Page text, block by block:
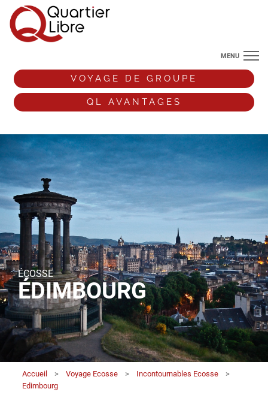
MENU
NOS DESTINATIONS
ANGLETERRE
VOS ENVIES DE VOYAGE
+33 (0)9 72 38 52 44
VOYAGE DE GROUPE
QL AVANTAGES
ESPACE PRO
VOYAGE DE GROUPE
QL AVANTAGES
ÉCOSSE
ÉDIMBOURG
Accueil > Voyage Ecosse > Incontournables Ecosse
>
Edimbourg